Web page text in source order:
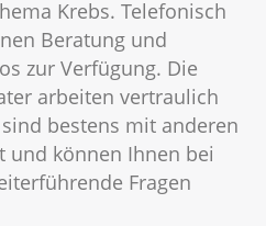
Krebs. Telefonisch
Beratung und
zur Verfügung. Die
arbeiten vertraulich
bestens mit anderen
und können Ihnen bei
Fragen